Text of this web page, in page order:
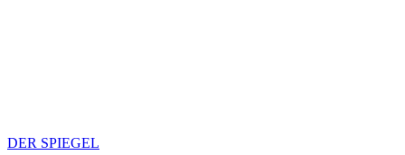
DER SPIEGEL